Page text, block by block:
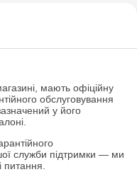
мають офіційну
обслуговування
у його
служби підтримки — ми